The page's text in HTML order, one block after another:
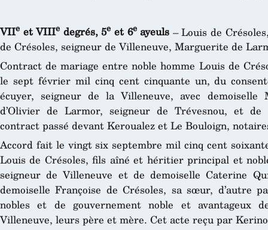
VIIe et VIIIe degrés, 5e et 6eayeuls – Louis de
de Crésoles, seigneur de Villeneuve, Marguerite de
Contract de mariage entre noble homme Louis de
le sept février mil cinq cent cinquante un, du
écuyer, seigneur de la Villeneuve, avec
d’Olivier de Larmor, seigneur de Trévesnou, et de
contract passé devant Keroualez et Le Bouloign,
Accord fait le vingt six septembre mil cinq cent
Louis de Crésoles, fils aîné et héritier principal et
seigneur de Villeneuve et de demoiselle Caterine
demoiselle Françoise de Crésoles, sa sœur, d’autre
nobles et de gouvernement noble et avantageux
Villeneuve, leurs père et mère. Cet acte reçu par